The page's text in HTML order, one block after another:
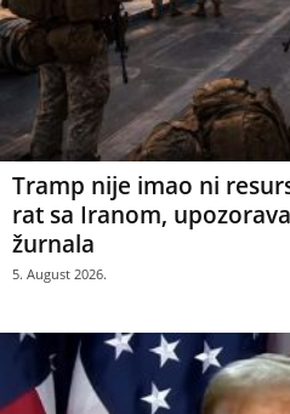
Tramp nije imao ni
rat sa Iranom,
žurnala
5. August 2026.